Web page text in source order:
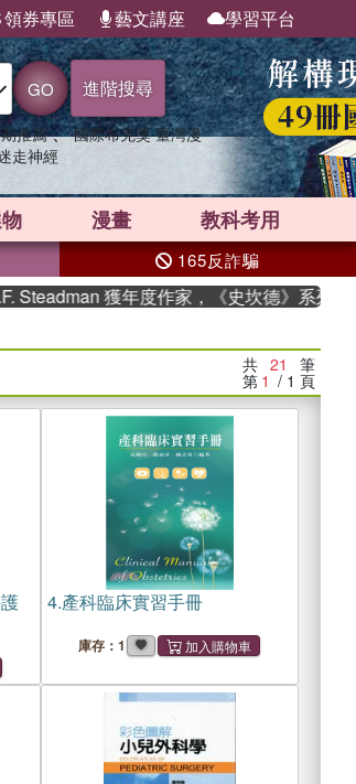
領券專區 藝文講座 學習平台
GO 進階搜尋
推薦 、 國際布克獎 臺灣漫
走神經
漫畫 教科考用
165反詐騙
獲年度作家，《史坎德》系列帶你踏上
共 21 筆
第 1 / 1 頁
4.產科臨床實習手冊
庫存：1